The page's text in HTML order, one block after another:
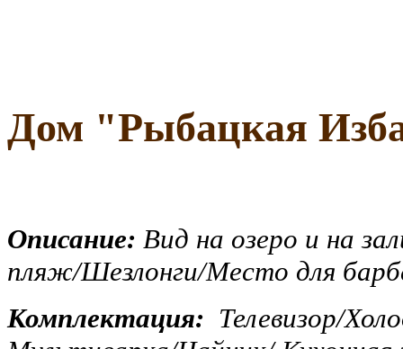
Дом "Рыбацкая
Описание: Вид на озеро и на
пляж/Шезлонги/Место для
Комплектация: Телевизор/